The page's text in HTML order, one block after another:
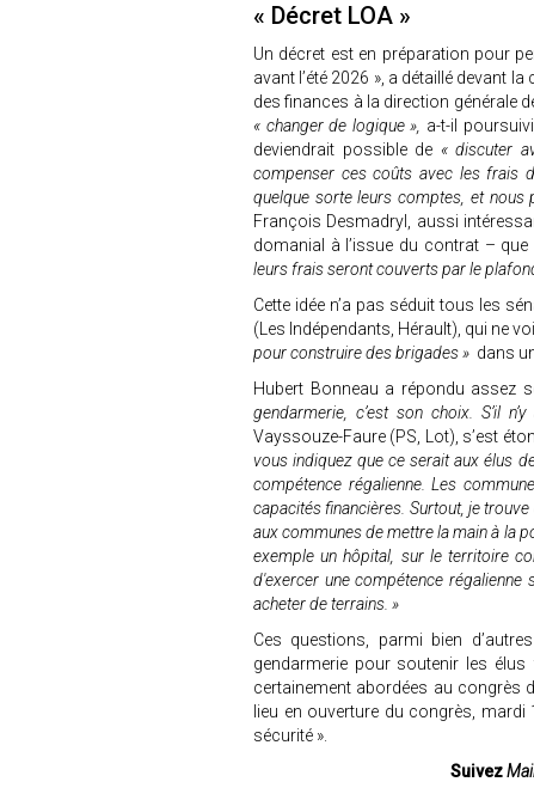
« Décret LOA »
Un décret est en préparation pour
avant l’été 2026 », a détaillé devant
des finances à la direction générale
« changer de logique », a-t-il
deviendrait possible de « discuter
compenser ces coûts avec les frais
quelque sorte leurs comptes, et nous
François Desmadryl, aussi
domanial à l’issue du contrat – que
leurs frais seront couverts par le
Cette idée n’a pas séduit tous les
(Les Indépendants, Hérault), qui ne
pour construire des brigades » dans
Hubert Bonneau a répondu assez
gendarmerie, c’est son choix. S’il
Vayssouze-Faure (PS, Lot), s’est
vous indiquez que ce serait aux élus
compétence régalienne. Les
capacités financières. Surtout, je
aux communes de mettre la main à la
exemple un hôpital, sur le territoire
d'exercer une compétence
acheter de terrains. »
Ces questions, parmi bien
gendarmerie pour soutenir les
certainement abordées au congrès
lieu en ouverture du congrès,
sécurité ».
Suivez